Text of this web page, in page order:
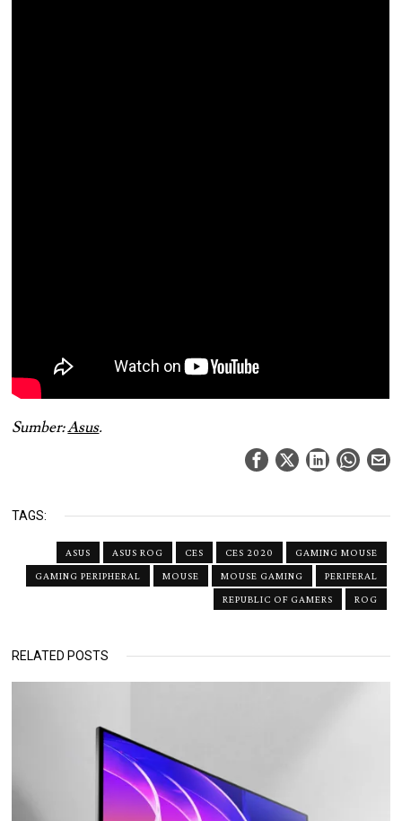
Sumber:Asus.
TAGS:
ASUS ASUS ROG CES CES 2020
GAMING MOUSE
GAMING PERIPHERAL
MOUSE MOUSE GAMING
PERIFERAL
REPUBLIC OF GAMERS
ROG
RELATED POSTS